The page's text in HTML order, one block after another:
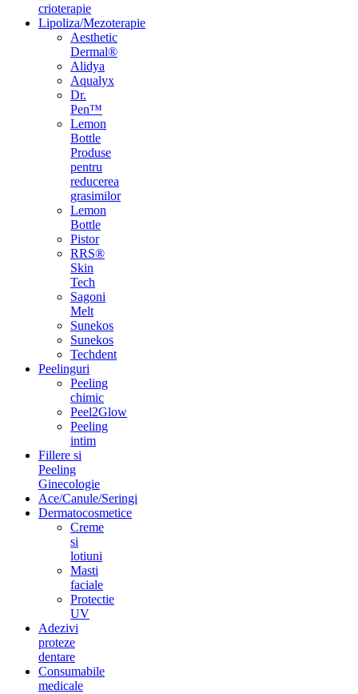
crioterapie
Lipoliza/Mezoterapie
Aesthetic
Dermal®
Alidya
Aqualyx
Dr.
Pen™
Lemon
Bottle
Produse
pentru
reducerea
grasimilor
Lemon
Bottle
Pistor
RRS®
Skin
Tech
Sagoni
Melt
Sunekos
Sunekos
Techdent
Peelinguri
Peeling
chimic
Peel2Glow
Peeling
intim
Fillere si
Peeling
Ginecologie
Ace/Canule/Seringi
Dermatocosmetice
Creme
si
lotiuni
Masti
faciale
Protectie
UV
Adezivi
proteze
dentare
Consumabile
medicale